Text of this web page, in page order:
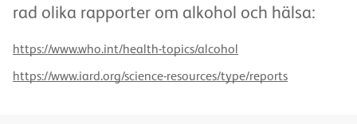
rad olika rapporter om alkohol och hälsa:
https://www.who.int/health-topics/alcohol
https://www.iard.org/science-resources/type/reports